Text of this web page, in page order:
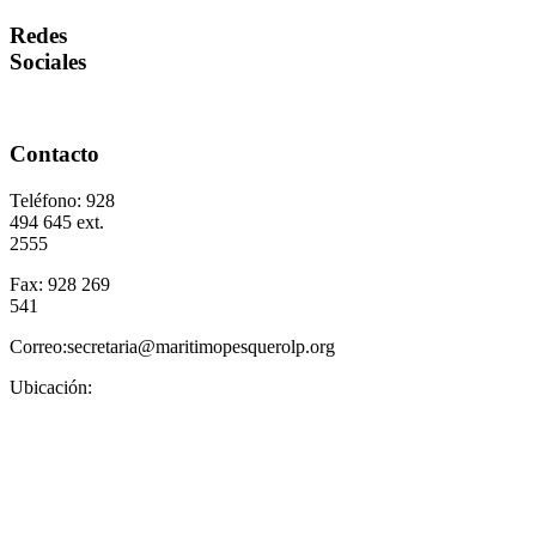
Redes
Sociales
Contacto
Teléfono: 928
494 645 ext.
2555
Fax: 928 269
541
Correo:secretaria@maritimopesquerolp.org
Ubicación: